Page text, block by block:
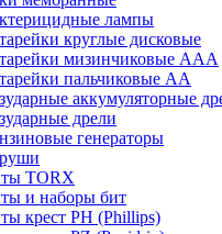
лампы
круглые дисковые
мизинчиковые ААА
пальчиковые АА
аккумуляторные
дрели
генераторы
TORX
и наборы бит
крест PH (Phillips)